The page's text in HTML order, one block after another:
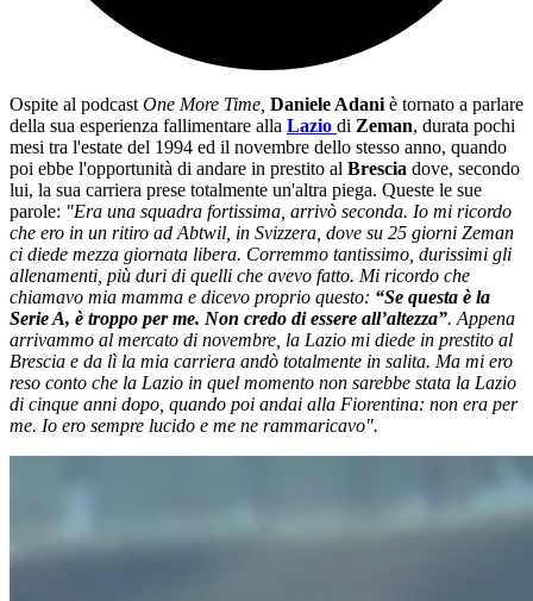
Ospite al podcast One More Time, Daniele Adani è tornato a parlare
della sua esperienza fallimentare alla Lazio di Zeman, durata pochi
mesi tra l'estate del 1994 ed il novembre dello stesso anno, quando
poi ebbe l'opportunità di andare in prestito al Brescia dove, secondo
lui, la sua carriera prese totalmente un'altra piega. Queste le sue
parole: "Era una squadra fortissima, arrivò seconda. Io mi ricordo
che ero in un ritiro ad Abtwil, in Svizzera, dove su 25 giorni Zeman
ci diede mezza giornata libera. Corremmo tantissimo, durissimi gli
allenamenti, più duri di quelli che avevo fatto. Mi ricordo che
chiamavo mia mamma e dicevo proprio questo: “Se questa è la
Serie A, è troppo per me. Non credo di essere all’altezza”. Appena
arrivammo al mercato di novembre, la Lazio mi diede in prestito al
Brescia e da lì la mia carriera andò totalmente in salita. Ma mi ero
reso conto che la Lazio in quel momento non sarebbe stata la Lazio
di cinque anni dopo, quando poi andai alla Fiorentina: non era per
me. Io ero sempre lucido e me ne rammaricavo".